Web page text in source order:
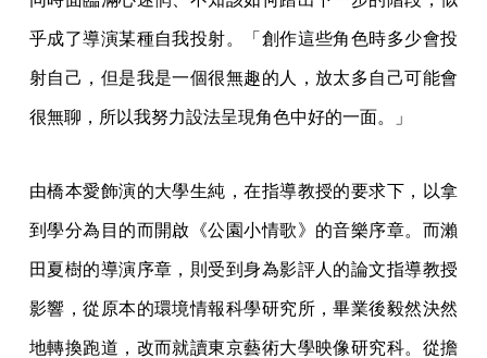
乎成了導演某種自我投射。「創作這些角色時多少會投
射自己，但是我是一個很無趣的人，放太多自己可能會
很無聊，所以我努力設法呈現角色中好的一面。」
由橋本愛飾演的大學生純，在指導教授的要求下，以拿
到學分為目的而開啟《公園小情歌》的音樂序章。而瀨
田夏樹的導演序章，則受到身為影評人的論文指導教授
影響，從原本的環境情報科學研究所，畢業後毅然決然
地轉換跑道，改而就讀東京藝術大學映像研究科。從擔